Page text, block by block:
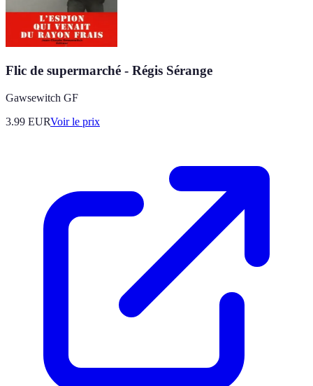
Flic de supermarché - Régis Sérange
Gawsewitch GF
3.99 EURVoir le prix